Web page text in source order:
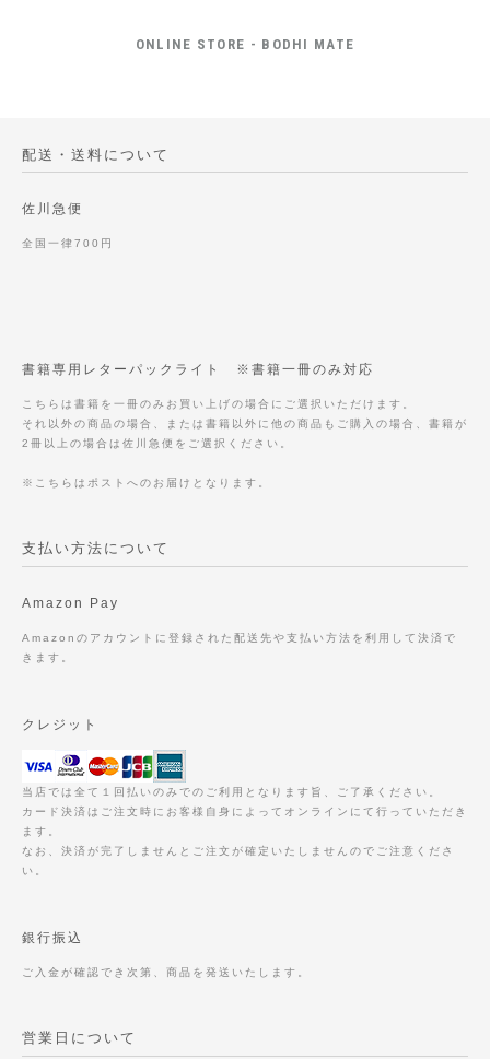
ONLINE STORE - BODHI MATE
配送・送料について
佐川急便
全国一律700円
書籍専用レターパックライト ※書籍一冊のみ対応
こちらは書籍を一冊のみお買い上げの場合にご選択いただけます。
それ以外の商品の場合、または書籍以外に他の商品もご購入の場合、書籍が
2冊以上の場合は佐川急便をご選択ください。
※こちらはポストへのお届けとなります。
支払い方法について
Amazon Pay
Amazonのアカウントに登録された配送先や支払い方法を利用して決済で
きます。
クレジット
当店では全て１回払いのみでのご利用となります旨、ご了承ください。
カード決済はご注文時にお客様自身によってオンラインにて行っていただき
ます。
なお、決済が完了しませんとご注文が確定いたしませんのでご注意くださ
い。
銀行振込
ご入金が確認でき次第、商品を発送いたします。
営業日について